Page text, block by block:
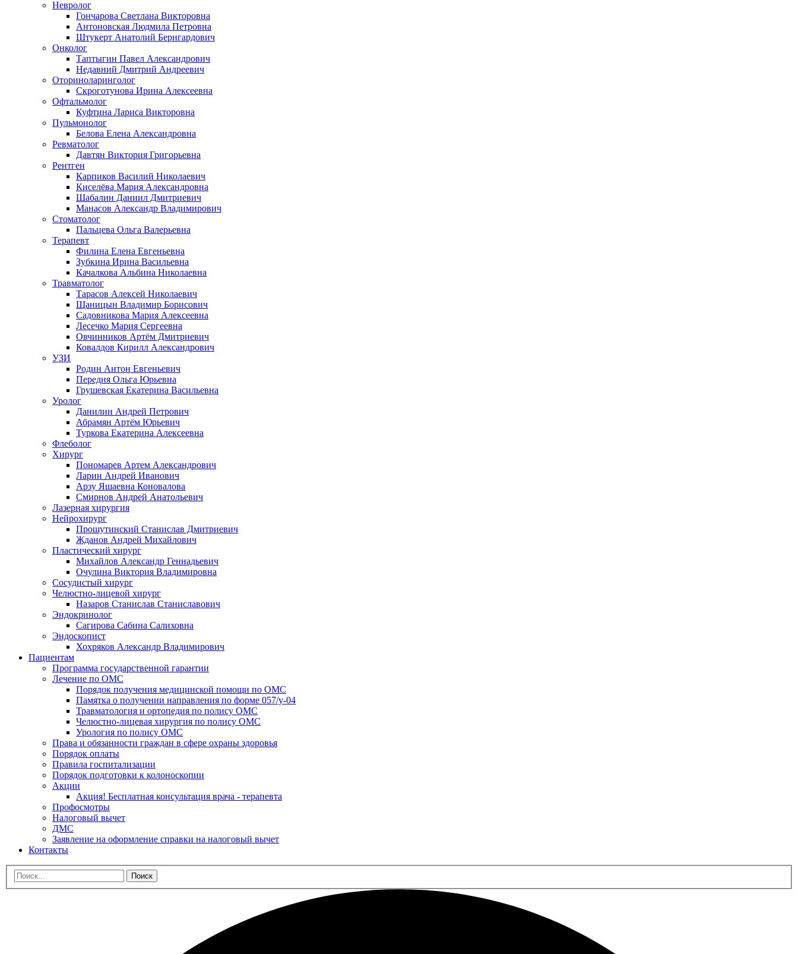
Невролог
Гончарова Светлана Викторовна
Антоновская Людмила Петровна
Штукерт Анатолий Бернгардович
Онколог
Таптыгин Павел Александрович
Недавний Дмитрий Андреевич
Оториноларинголог
Скроготунова Ирина Алексеевна
Офтальмолог
Куфтина Лариса Викторовна
Пульмонолог
Белова Елена Александровна
Ревматолог
Давтян Виктория Григорьевна
Рентген
Карпиков Василий Николаевич
Киселёва Мария Александровна
Шабалин Даниил Дмитриевич
Манасов Александр Владимирович
Стоматолог
Пальцева Ольга Валерьевна
Терапевт
Филина Елена Евгеньевна
Зубкина Ирина Васильевна
Качалкова Альбина Николаевна
Травматолог
Тарасов Алексей Николаевич
Щаницын Владимир Борисович
Садовникова Мария Алексеевна
Лесечко Мария Сергеевна
Овчинников Артём Дмитриевич
Ковалдов Кирилл Александрович
УЗИ
Родин Антон Евгеньевич
Передня Ольга Юрьевна
Грушевская Екатерина Васильевна
Уролог
Данилин Андрей Петрович
Абрамян Артём Юрьевич
Туркова Екатерина Алексеевна
Флеболог
Хирург
Пономарев Артем Александрович
Ларин Андрей Иванович
Арзу Яшаевна Коновалова
Смирнов Андрей Анатольевич
Лазерная хирургия
Нейрохирург
Прошутинский Станислав Дмитриевич
Жданов Андрей Михайлович
Пластический хирург
Михайлов Александр Геннадьевич
Очулина Виктория Владимировна
Сосудистый хирург
Челюстно-лицевой хирург
Назаров Станислав Станиславович
Эндокринолог
Сагирова Сабина Салиховна
Эндоскопист
Хохряков Александр Владимирович
Пациентам
Программа государственной гарантии
Лечение по ОМС
Порядок получения медицинской помощи по ОМС
Памятка о получении направления по форме 057/у-04
Травматология и ортопедия по полису ОМС
Челюстно-лицевая хирургия по полису ОМС
Урология по полису ОМС
Права и обязанности граждан в сфере охраны здоровья
Порядок оплаты
Правила госпитализации
Порядок подготовки к колоноскопии
Акции
Акция! Бесплатная консультация врача - терапевта
Профосмотры
Налоговый вычет
ДМС
Заявление на оформление справки на налоговый вычет
Контакты